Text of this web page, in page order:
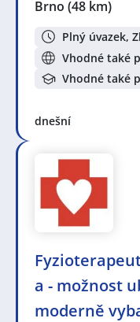
Brno (48 km)
Plný úvazek,
Vhodné také
Vhodné také
dnešní
a - možnost
moderně